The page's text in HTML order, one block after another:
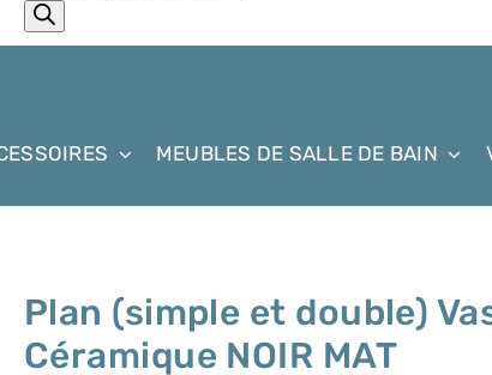
contenu
de
produits
MEUBLES DE SALLE DE BAIN
Plan (simple et double)
Céramique NOIR MAT